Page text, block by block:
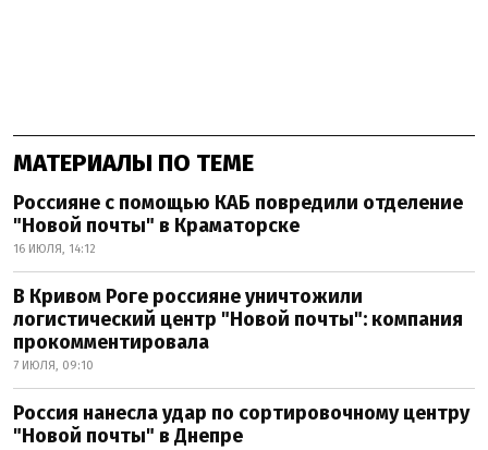
МАТЕРИАЛЫ ПО ТЕМЕ
Россияне с помощью КАБ повредили отделение
"Новой почты" в Краматорске
16 ИЮЛЯ, 14:12
В Кривом Роге россияне уничтожили
логистический центр "Новой почты": компания
прокомментировала
7 ИЮЛЯ, 09:10
Россия нанесла удар по сортировочному центру
"Новой почты" в Днепре